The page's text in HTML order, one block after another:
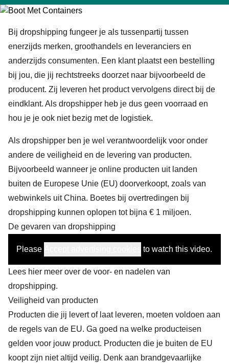
Bij dropshipping fungeer je als tussenpartij tussen
enerzijds merken, groothandels en leveranciers en
anderzijds consumenten. Een klant plaatst een bestelling
bij jou, die jij rechtstreeks doorzet naar bijvoorbeeld de
producent. Zij leveren het product vervolgens direct bij de
eindklant. Als dropshipper heb je dus geen voorraad en
hou je je ook niet bezig met de logistiek.
Als dropshipper ben je wel verantwoordelijk voor onder
andere de veiligheid en de levering van producten.
Bijvoorbeeld wanneer je online producten uit landen
buiten de Europese Unie (EU) doorverkoopt, zoals van
webwinkels uit China. Boetes bij overtredingen bij
dropshipping kunnen oplopen tot bijna € 1 miljoen.
De gevaren van dropshipping
Please to watch this video.
Lees hier meer over de voor- en nadelen van
dropshipping.
Veiligheid van producten
Producten die jij levert of laat leveren, moeten voldoen aan
de regels van de EU. Ga goed na welke producteisen
gelden voor jouw product. Producten die je buiten de EU
koopt zijn niet altijd veilig. Denk aan brandgevaarlijke